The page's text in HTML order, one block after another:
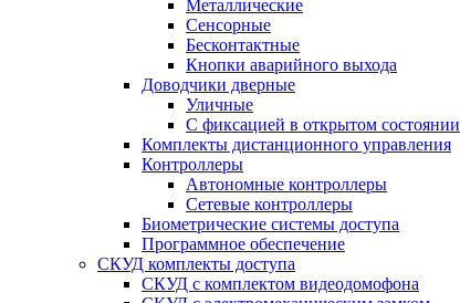
Металлические
Сенсорные
Бесконтактные
Кнопки аварийного выхода
Доводчики дверные
Уличные
С фиксацией в открытом состоянии
Комплекты дистанционного управления
Контроллеры
Автономные контроллеры
Сетевые контроллеры
Биометрические системы доступа
Программное обеспечение
СКУД комплекты доступа
СКУД с комплектом видеодомофона